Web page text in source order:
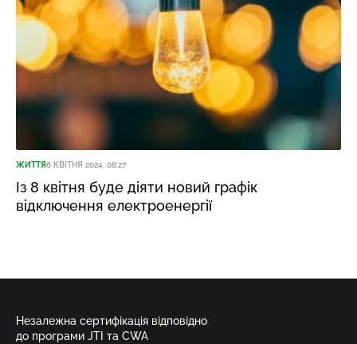
ЖИТТЯ6 КВІТНЯ 2024, 08:27
Із 8 квітня буде діяти новий графік
відключення електроенергії
Незалежна сертифікація відповідно
до програми JTI та CWA